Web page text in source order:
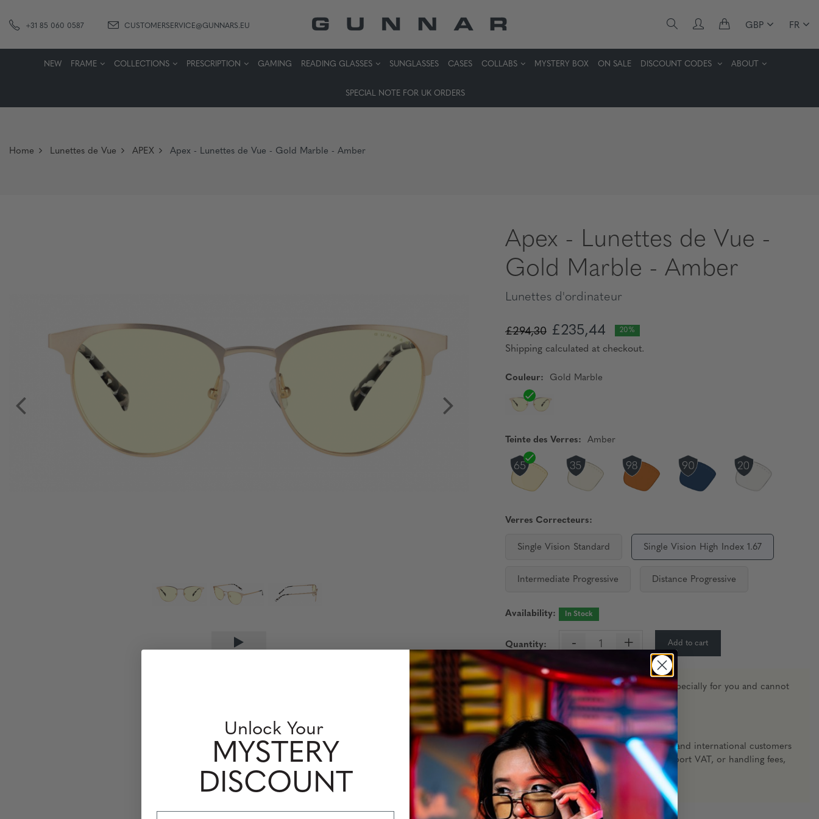
+31 85 060 0587 CUSTOMERSERVICE@GUNNARS.EU GBP FR
NEW FRAME COLLECTIONS PRESCRIPTION GAMING READING GLASSES SUNGLASSES CASES COLLABS MYSTERY BOX ON SALE DISCOUNT CODES ABOUT
SPECIAL NOTE FOR UK ORDERS
Home Lunettes de Vue APEX Apex - Lunettes de Vue - Gold Marble - Amber
Apex - Lunettes de Vue -
Gold Marble - Amber
Lunettes d'ordinateur
£294,30 £235,44 20%
Shipping calculated at checkout.
Couleur: Gold Marble
Teinte des Verres: Amber
Verres Correcteurs:
Single Vision Standard Single Vision High Index 1.67
Intermediate Progressive Distance Progressive
Availability: In Stock
Quantity: - + Add to cart
Prescription glasses are made to measure specially for you and cannot
be returned or exchanged.
Please allow4–6 weeks for orders to ship.
Products ship from theUnited States
. EU and international customers
are responsible for any customs duties, import VAT, or handling fees,
unless stated otherwise at checkout.
Unlock Your
MYSTERY
DISCOUNT